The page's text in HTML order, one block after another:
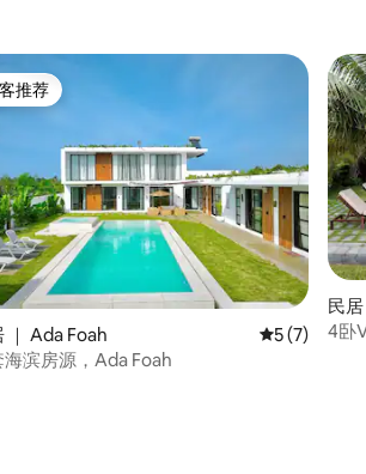
满分 5 分），共 10 条评价
推荐
推荐
｜ Ada Foah 平均评分 5
5 (7)
海滨房源，Ada Foah
民
4卧